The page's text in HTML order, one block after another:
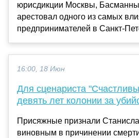
юрисдикции Москвы,
арестовал одного из самых
предпринимателей в Санкт-
16:00, 18 Июн
Для сценариста
девять лет колонии за
Присяжные признали
виновным в причинении